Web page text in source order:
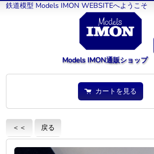
鉄道模型 Models IMON WEBSITEへようこそ
Models IMON通販ショップ
カートを見る
＜＜ 戻る